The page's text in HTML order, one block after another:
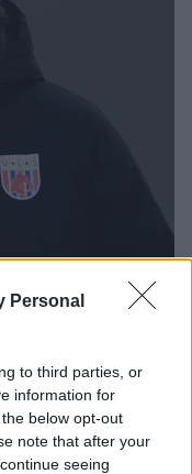
Personal
to third parties, or
information for
below opt-out
note that after your
seeing
λύση της
Χουάν